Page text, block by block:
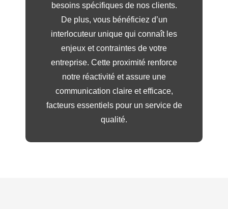
besoins spécifiques de nos clients.
De plus, vous bénéficiez d’un
interlocuteur unique qui connaît les
enjeux et contraintes de votre
entreprise. Cette proximité renforce
notre réactivité et assure une
communication claire et efficace,
facteurs essentiels pour un service de
qualité.